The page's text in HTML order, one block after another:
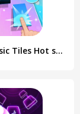
Piano Music Tiles Hot song